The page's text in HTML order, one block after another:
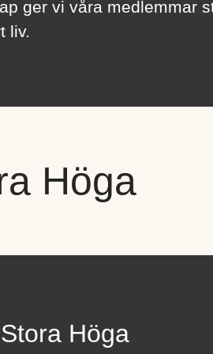
ger vi våra medlemmar
liv.
Höga
Höga